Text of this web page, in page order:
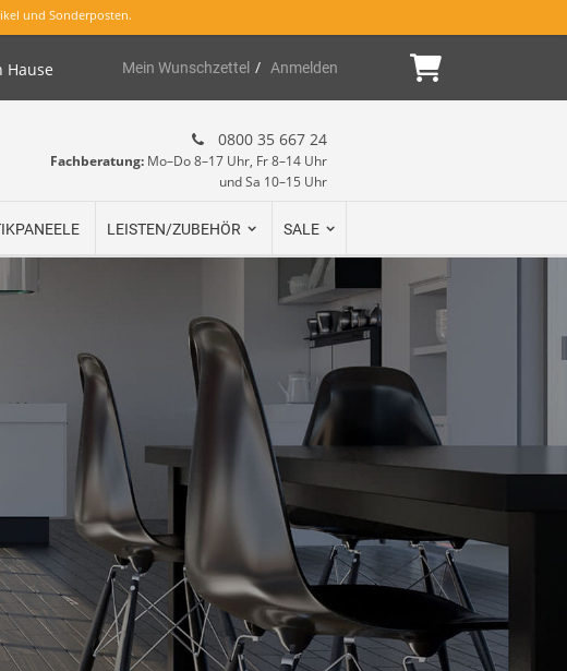
und Sonderposten.
Hause Mein
Mein Wunschzettel Anmelden
0800 35 667 24
Fachberatung: Mo–Do 8–17 Uhr, Fr 8–14 Uhr
und Sa 10–15 Uhr
LEISTEN/ZUBEHÖR SALE